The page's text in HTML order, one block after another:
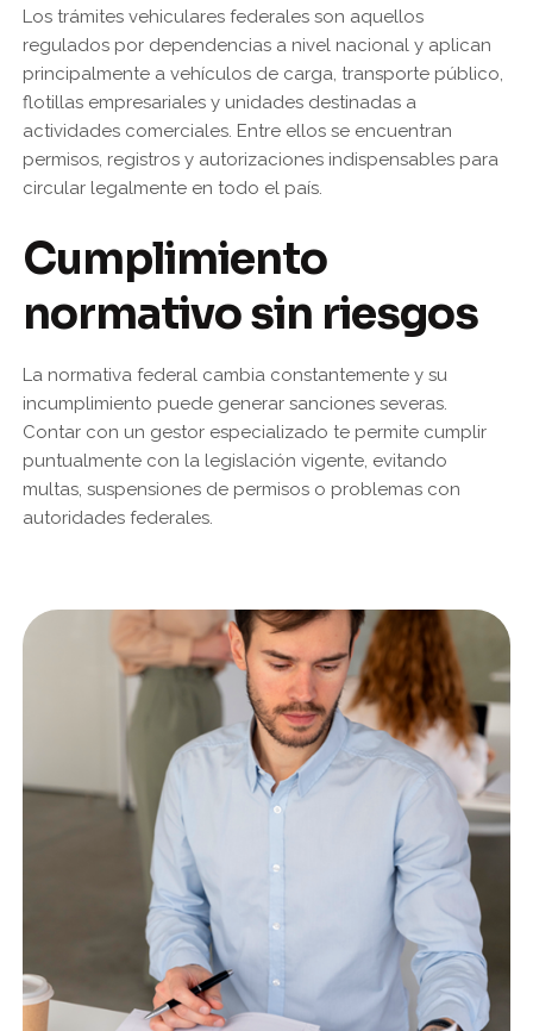
Los trámites vehiculares federales son aquellos
regulados por dependencias a nivel nacional y aplican
principalmente a vehículos de carga, transporte público,
flotillas empresariales y unidades destinadas a
actividades comerciales. Entre ellos se encuentran
permisos, registros y autorizaciones indispensables para
circular legalmente en todo el país.
Cumplimiento
normativo sin riesgos
La normativa federal cambia constantemente y su
incumplimiento puede generar sanciones severas.
Contar con un gestor especializado te permite cumplir
puntualmente con la legislación vigente, evitando
multas, suspensiones de permisos o problemas con
autoridades federales.